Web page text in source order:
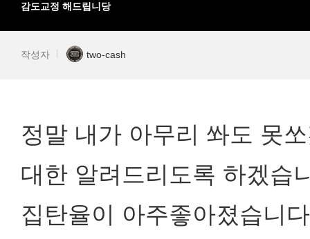
감도교정 해드립니당
작성자 two-cash
정말 내가 아무리 쏴도 못
대한 알려드리도록 하겠습
집탄율이 아주좋아졌습니